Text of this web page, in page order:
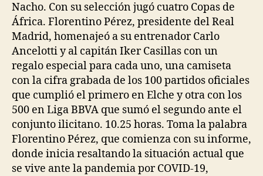
Nacho. Con su selección jugó cuatro Copas de
África. Florentino Pérez, presidente del Real
Madrid, homenajeó a su entrenador Carlo
Ancelotti y al capitán Iker Casillas con un
regalo especial para cada uno, una camiseta
con la cifra grabada de los 100 partidos oficiales
que cumplió el primero en Elche y otra con los
500 en Liga BBVA que sumó el segundo ante el
conjunto ilicitano. 10.25 horas. Toma la palabra
Florentino Pérez, que comienza con su informe,
donde inicia resaltando la situación actual que
se vive ante la pandemia por COVID-19,